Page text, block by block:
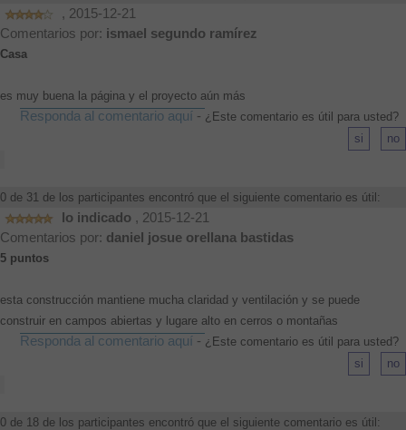
, 2015-12-21
Comentarios por: ismael segundo ramírez
Casa
es muy buena la página y el proyecto aún más
Responda al comentario aquí - ¿Este comentario es útil para usted?
0 de 31 de los participantes encontró que el siguiente comentario es útil:
lo indicado , 2015-12-21
Comentarios por: daniel josue orellana bastidas
5 puntos
esta construcción mantiene mucha claridad y ventilación y se puede
construir en campos abiertas y lugare alto en cerros o montañas
Responda al comentario aquí - ¿Este comentario es útil para usted?
0 de 18 de los participantes encontró que el siguiente comentario es útil: